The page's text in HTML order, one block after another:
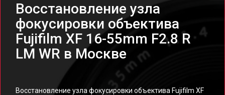
Восстановление узла
фокусировки объектива
Fujifilm XF 16-55mm F2.8 R
LM WR в Москве
Восстановление узла фокусировки объектива Fujifilm XF